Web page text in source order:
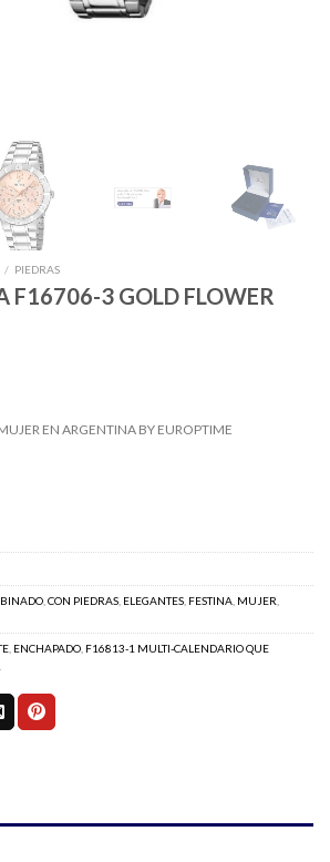
/ PIEDRAS
F16706-3 GOLD FLOWER
CON PIEDRAS ELEGANTES FESTINA MUJER
ENCHAPADO F16813-1 MULTI-CALENDARIO QUE